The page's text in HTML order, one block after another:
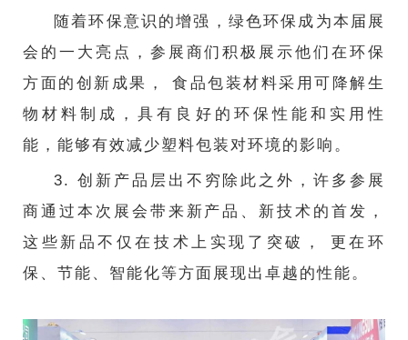
随着环保意识的增强，绿色环保成为本届展
会的一大亮点，参展商们积极展示他们在环保
方面的创新成果， 食品包装材料采用可降解生
物材料制成，具有良好的环保性能和实用性
能，能够有效减少塑料包装对环境的影响。
3. 创新产品层出不穷除此之外，许多参展
商通过本次展会带来新产品、新技术的首发，
这些新品不仅在技术上实现了突破， 更在环
保、节能、智能化等方面展现出卓越的性能。